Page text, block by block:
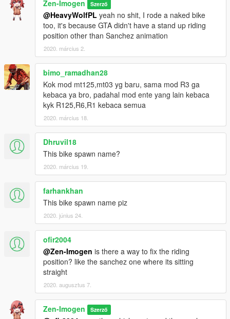
Zen-Imogen Szerző
@HeavyWolfPL yeah no shit, I rode a naked bike
too, it's because GTA didn't have a stand up riding
position other than Sanchez animation
2020. március 2.
bimo_ramadhan28
Kok mod mt125,mt03 yg baru, sama mod R3 ga
kebaca ya bro, padahal mod ente yang lain kebaca
kyk R125,R6,R1 kebaca semua
2020. március 18.
Dhruvil18
This bike spawn name?
2020. március 19.
farhankhan
This bike spawn name piz
2020. június 24.
ofir2004
@Zen-Imogen is there a way to fix the riding
position? like the sanchez one where its sitting
straight
2020. augusztus 7.
Zen-Imogen Szerző